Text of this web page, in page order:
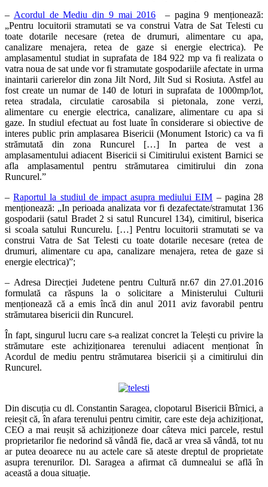
– Acordul de Mediu din 9 mai 2016 – pagina 9 menționează:
„Pentru locuitorii stramutati se va construi Vatra de Sat Telesti cu
toate dotarile necesare (retea de drumuri, alimentare cu apa,
canalizare menajera, retea de gaze si energie electrica). Pe
amplasamentul studiat in suprafata de 184 922 mp va fi realizata o
vatra noua de sat unde vor fi stramutate gospodariile afectate in urma
inaintarii carierelor din zona Jilt Nord, Jilt Sud si Rosiuta. Astfel au
fost create un numar de 140 de loturi in suprafata de 1000mp/lot,
retea stradala, circulatie carosabila si pietonala, zone verzi,
alimentare cu energie electrica, canalizare, alimentare cu apa si
gaze. In studiul efectuat au fost luate în considerare si obiective de
interes public prin amplasarea Bisericii (Monument Istoric) ca va fi
strămutată din zona Runcurel […] In partea de vest a
amplasamentului adiacent Bisericii si Cimitirului existent Barnici se
afla amplasamentul pentru strămutarea cimitirului din zona
Runcurel.”
–Raportul la studiul de impact asupra mediului EIM – pagina 28
menționează: „In perioada analizata vor fi dezafectate/stramutat 136
gospodarii (satul Bradet 2 si satul Runcurel 134), cimitirul, biserica
si scoala satului Runcurelu. […] Pentru locuitorii stramutati se va
construi Vatra de Sat Telesti cu toate dotarile necesare (retea de
drumuri, alimentare cu apa, canalizare menajera, retea de gaze si
energie electrica)”;
– Adresa Direcției Judetene pentru Cultură nr.67 din 27.01.2016
formulată ca răspuns la o solicitare a Ministerului Culturii
menționează că a emis încă din anul 2011 aviz favorabil pentru
strămutarea bisericii din Runcurel.
În fapt, singurul lucru care s-a realizat concret la Telești cu privire la
strămutare este achiziționarea terenului adiacent menționat în
Acordul de mediu pentru strămutarea bisericii și a cimitirului din
Runcurel.
Din discuția cu dl. Constantin Saragea, clopotarul Bisericii Bîrnici, a
reieșit că, în afara terenului pentru cimitir, care este deja achiziționat,
CEO a mai reușit să achiziționeze doar câteva mici parcele, restul
proprietarilor fie nedorind să vândă fie, dacă ar vrea să vândă, tot nu
ar putea deoarece nu au actele care să ateste dreptul de proprietate
asupra terenurilor. Dl. Saragea a afirmat că dumnealui se află în
această a doua situație.